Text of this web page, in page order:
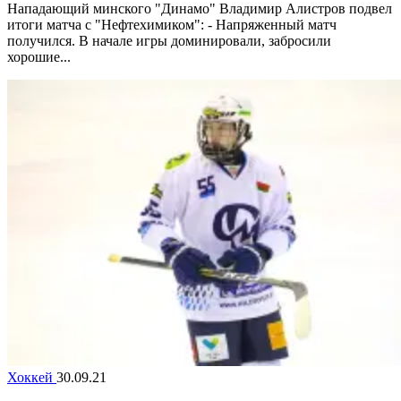
Нападающий минского "Динамо" Владимир Алистров подвел
итоги матча с "Нефтехимиком": - Напряженный матч
получился. В начале игры доминировали, забросили
хорошие...
Хоккей 30.09.21